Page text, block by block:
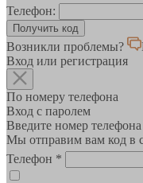
Телефон:
Возникли проблемы?
Вход или регистрация
По номеру телефона
Вход с паролем
Введите номер телефона
Мы отправим вам код в
Телефон *